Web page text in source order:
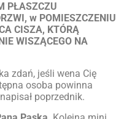
PŁASZCZU
w POMIESZCZENIU
CISZA, KTÓRĄ
WISZĄCEGO NA
zdań, jeśli wena Cię
osoba powinna
poprzednik.